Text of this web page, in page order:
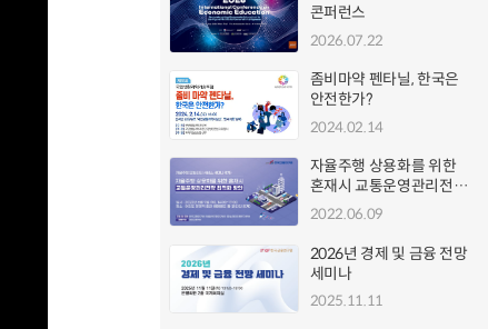
콘퍼런스
2026.07.22
좀비마약 펜타닐, 한국은
안전한가?
2024.02.14
자율주행 상용화를 위한
혼재시 교통운영관리전략
최적화 방안
2022.06.09
2026년 경제 및 금융 전망
세미나
2025.11.11